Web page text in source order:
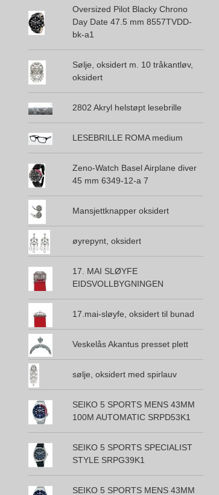
Oversized Pilot Blacky Chrono
Day Date 47.5 mm 8557TVDD-
bk-a1
Sølje, oksidert m. 10 tråkantløv,
oksidert
2802 Akryl helstøpt lesebrille
LESEBRILLE ROMA medium
Zeno-Watch Basel Airplane diver
45 mm 6349-12-a 7
Mansjettknapper oksidert
øyrepynt, oksidert
17. MAI SLØYFE
EIDSVOLLBYGNINGEN
17.mai-sløyfe, oksidert til bunad
Veskelås Akantus presset plett
sølje, oksidert med spirlauv
SEIKO 5 SPORTS MENS 43MM
100M AUTOMATIC SRPD53K1
SEIKO 5 SPORTS SPECIALIST
STYLE SRPG39K1
SEIKO 5 SPORTS MENS 43MM